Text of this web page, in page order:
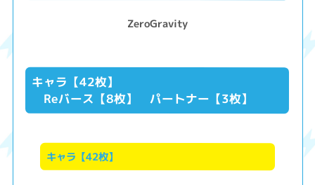
ZeroGravity
キャラ【42枚】
Reバース【8枚】 パートナー【3枚】
キャラ【42枚】